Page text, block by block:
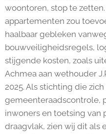
woontoren, stop te
appartementen zou
haalbaar gebleken
bouwveiligheidsregels,
stijgende kosten, zoals
Achmea aan wethouder
2025. Als stichting die
gemeenteraadscontrole,
inwoners en toetsing van
draagvlak, zien wij dit als